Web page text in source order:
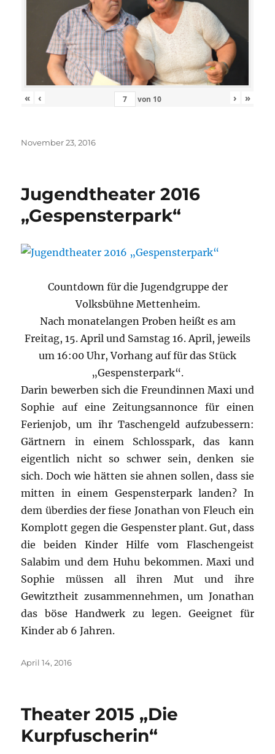
« ‹ von 10 › »
Veröffentlicht
November 23, 2016
Jugendtheater 2016
„Gespensterpark“
Countdown für die Jugendgruppe der
Volksbühne Mettenheim.
Nach monatelangen Proben heißt es am
Freitag, 15. April und Samstag 16. April, jeweils
um 16:00 Uhr, Vorhang auf für das Stück
„Gespensterpark“.
Darin bewerben sich die Freundinnen Maxi und
Sophie auf eine Zeitungsannonce für einen
Ferienjob, um ihr Taschengeld aufzubessern:
Gärtnern in einem Schlosspark, das kann
eigentlich nicht so schwer sein, denken sie
sich. Doch wie hätten sie ahnen sollen, dass sie
mitten in einem Gespensterpark landen? In
dem überdies der fiese Jonathan von Fleuch ein
Komplott gegen die Gespenster plant. Gut, dass
die beiden Kinder Hilfe vom Flaschengeist
Salabim und dem Huhu bekommen. Maxi und
Sophie müssen all ihren Mut und ihre
Gewitztheit zusammennehmen, um Jonathan
das böse Handwerk zu legen. Geeignet für
Kinder ab 6 Jahren.
Veröffentlicht
April 14, 2016
Theater 2015 „Die
Kurpfuscherin“